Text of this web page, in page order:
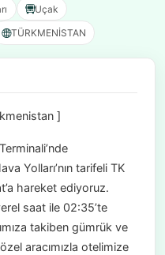
Uçak
TÜRKMENİSTAN
]
Yolları’nın tarifeli TK
hareket ediyoruz.
saat ile 02:35’te
takiben gümrük ve
aracımızla otelimize